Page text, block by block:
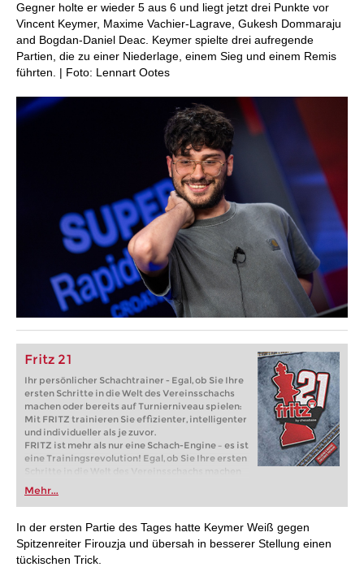
Gegner holte er wieder 5 aus 6 und liegt jetzt drei Punkte vor
Vincent Keymer, Maxime Vachier-Lagrave, Gukesh Dommaraju
and Bogdan-Daniel Deac. Keymer spielte drei aufregende
Partien, die zu einer Niederlage, einem Sieg und einem Remis
führten. | Foto: Lennart Ootes
Fritz 21
Ihr persönlicher Schachtrainer - Egal, ob Sie Ihre
ersten Schritte in die Welt des Vereinsschachs
machen oder bereits auf Turnierniveau spielen:
Mit FRITZ trainieren Sie effizienter, intelligenter
und individueller als je zuvor.
FRITZ ist mehr als nur eine Schach-Engine – es ist
eine Trainingsrevolution! Egal, ob Sie Ihre ersten
Schritte in die Welt des Vereinsschachs machen
oder bereits auf Turnierniveau spielen: Mit
FRITZ trainieren Sie effizienter, intelligenter und
individueller als je zuvor.
Mehr...
In der ersten Partie des Tages hatte Keymer Weiß gegen
Spitzenreiter Firouzja und übersah in besserer Stellung einen
tückischen Trick.